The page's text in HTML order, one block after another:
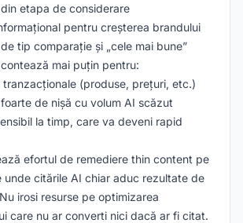
etapa de considerare
pentru creșterea brandului
tip comparație și „cele mai bune”
mai puțin pentru:
tranzacționale (produse, prețuri, etc.)
de nișă cu volum AI scăzut
la timp, care va deveni rapid
efortul de remediere thin content pe
unde citările AI chiar aduc rezultate de
irosi resurse pe optimizarea
care nu ar converti nici dacă ar fi citat.